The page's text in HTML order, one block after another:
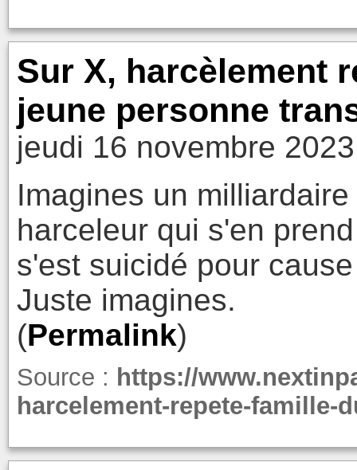
Sur X, harcèlement
jeune personne
jeudi 16 novembre
Imagines un
harceleur qui s'en
s'est suicidé pour
Juste imagines.
(Permalink)
Source : https://
harcelement-repete-famille-